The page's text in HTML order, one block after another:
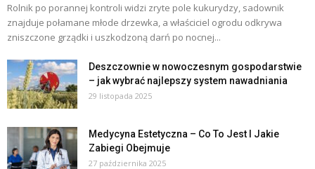
Rolnik po porannej kontroli widzi zryte pole kukurydzy, sadownik
znajduje połamane młode drzewka, a właściciel ogrodu odkrywa
zniszczone grządki i uszkodzoną darń po nocnej...
Deszczownie w nowoczesnym gospodarstwie
– jak wybrać najlepszy system nawadniania
29 listopada 2025
Medycyna Estetyczna – Co To Jest I Jakie
Zabiegi Obejmuje
27 października 2025